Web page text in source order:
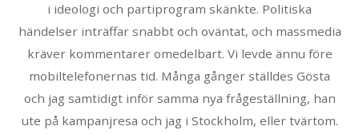
i ideologi och partiprogram skänkte. Politiska
händelser inträffar snabbt och oväntat, och massmedia
kräver kommentarer omedelbart. Vi levde ännu före
mobiltelefonernas tid. Många gånger ställdes Gösta
och jag samtidigt inför samma nya frågeställning, han
ute på kampanjresa och jag i Stockholm, eller tvärtom.